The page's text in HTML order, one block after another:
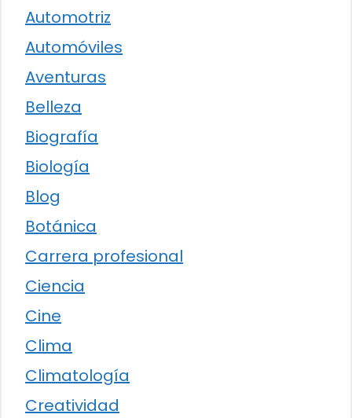
Automotriz
Automóviles
Aventuras
Belleza
Biografía
Biología
Blog
Botánica
Carrera profesional
Ciencia
Cine
Clima
Climatología
Creatividad